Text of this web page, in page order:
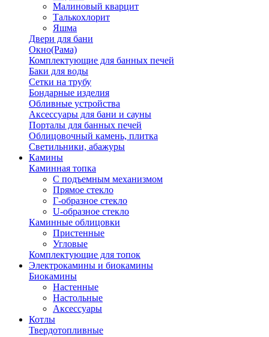
Малиновый кварцит
Талькохлорит
Яшма
Двери для бани
Окно(Рама)
Комплектующие для банных печей
Баки для воды
Сетки на трубу
Бондарные изделия
Обливные устройства
Аксессуары для бани и сауны
Порталы для банных печей
Облицовочный камень, плитка
Светильники, абажуры
Камины
Каминная топка
С подъемным механизмом
Прямое стекло
Г-образное стекло
U-образное стекло
Каминные облицовки
Пристенные
Угловые
Комплектующие для топок
Электрокамины и биокамины
Биокамины
Настенные
Настольные
Аксессуары
Котлы
Твердотопливные